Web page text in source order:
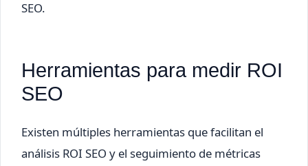
SEO.
Herramientas para medir ROI
SEO
Existen múltiples herramientas que facilitan el
análisis ROI SEO y el seguimiento de métricas